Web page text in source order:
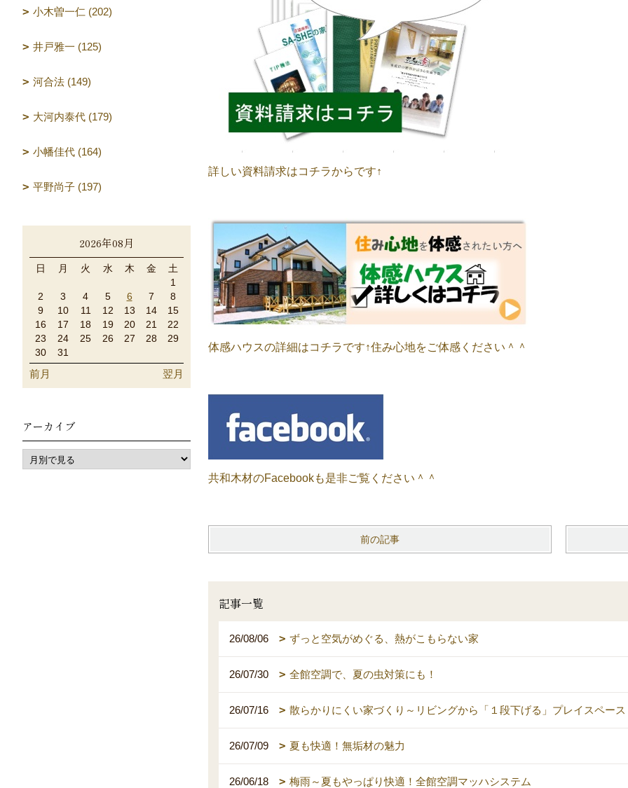
詳しい資料請求はコチラからです↑
体感ハウスの詳細はコチラです↑住み心地をご体感ください＾＾
共和木材のFacebookも是非ご覧ください＾＾
前の記事
記事一覧
26/08/06 ずっと空気がめぐる、熱がこもらない家
26/07/30 全館空調で、夏の虫対策にも！
26/07/16 散らかりにくい家づくり～リビングから「１段下げる」プレイスペース
26/07/09 夏も快適！無垢材の魅力
26/06/18 梅雨～夏もやっぱり快適！全館空調マッハシステム
小木曽一仁 (202)
井戸雅一 (125)
河合法 (149)
大河内泰代 (179)
小幡佳代 (164)
平野尚子 (197)
2026年08月
日 月 火 水 木 金
土
1
2
3 4 5 6 7
8
9
10 11 12 13 14
15
16
17 18 19 20 21
22
23
24 25 26 27 28
29
30
31
前月 翌月
アーカイブ